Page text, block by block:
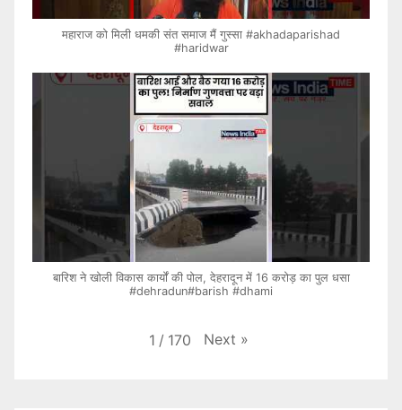
महाराज को मिली धमकी संत समाज मैं गुस्सा #akhadaparishad
#haridwar
बारिश ने खोली विकास कार्यों की पोल, देहरादून में 16 करोड़ का पुल धसा
#dehradun#barish #dhami
1 / 170 Next »